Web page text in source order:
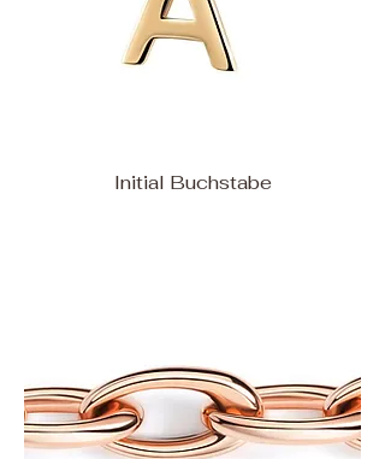
Initial Buchstabe